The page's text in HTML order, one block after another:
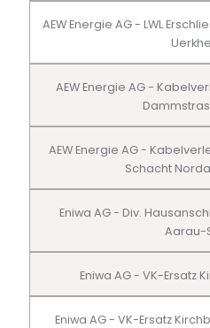
AEW Energie AG - LWL
AEW Energie AG -
AEW Energie AG -
Schacht
Eniwa AG - Div.
Aarau-
Eniwa AG - VK-Ersatz
Eniwa AG - VK-Ersatz